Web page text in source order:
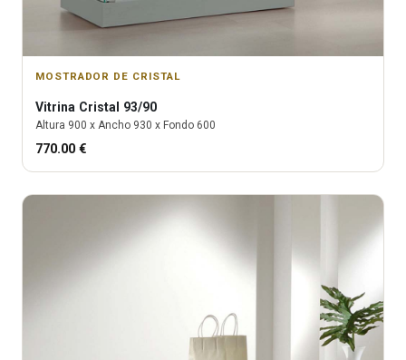
MOSTRADOR DE CRISTAL
Vitrina Cristal 93/90
Altura 900 x Ancho 930 x Fondo 600
770.00 €